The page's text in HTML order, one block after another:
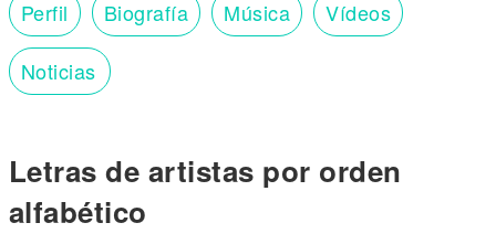
Perfil Biografía Música Vídeos
Noticias
Letras de artistas por orden
alfabético